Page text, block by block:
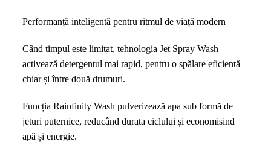
Performanță inteligentă pentru ritmul de viață modern
Când timpul este limitat, tehnologia Jet Spray Wash
activează detergentul mai rapid, pentru o spălare eficientă
chiar și între două drumuri.
Funcția Rainfinity Wash pulverizează apa sub formă de
jeturi puternice, reducând durata ciclului și economisind
apă și energie.